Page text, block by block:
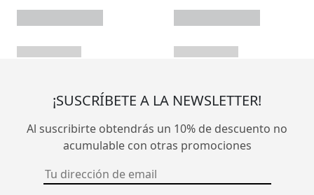
¡SUSCRÍBETE A LA NEWSLETTER!
Al suscribirte obtendrás un 10% de descuento no
acumulable con otras promociones